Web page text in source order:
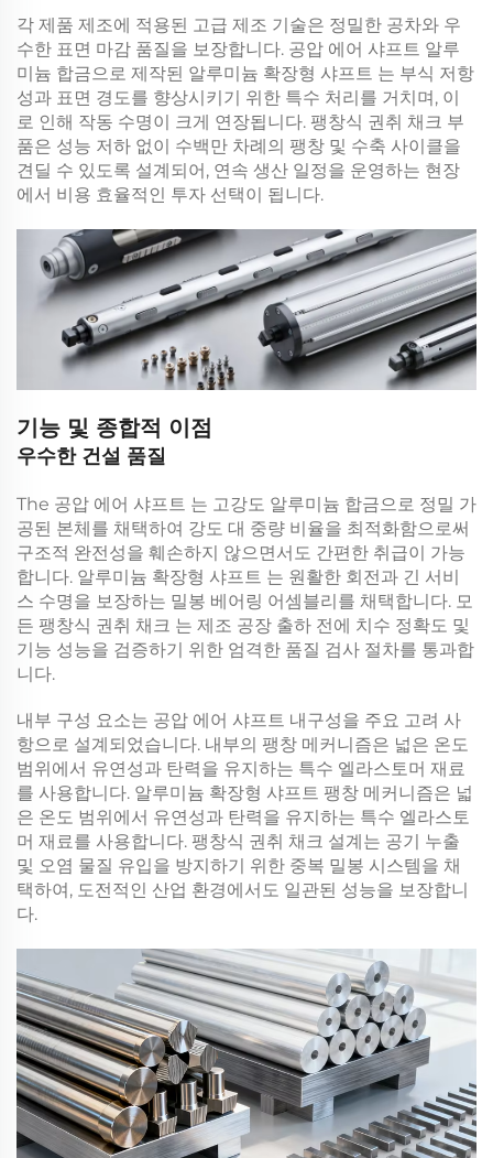
각 제품 제조에 적용된 고급 제조 기술은 정밀한 공차와 우
수한 표면 마감 품질을 보장합니다. 공압 에어 샤프트 알루
미늄 합금으로 제작된 알루미늄 확장형 샤프트 는 부식 저항
성과 표면 경도를 향상시키기 위한 특수 처리를 거치며, 이
로 인해 작동 수명이 크게 연장됩니다. 팽창식 권취 채크 부
품은 성능 저하 없이 수백만 차례의 팽창 및 수축 사이클을
견딜 수 있도록 설계되어, 연속 생산 일정을 운영하는 현장
에서 비용 효율적인 투자 선택이 됩니다.
기능 및 종합적 이점
우수한 건설 품질
The 공압 에어 샤프트 는 고강도 알루미늄 합금으로 정밀 가
공된 본체를 채택하여 강도 대 중량 비율을 최적화함으로써
구조적 완전성을 훼손하지 않으면서도 간편한 취급이 가능
합니다. 알루미늄 확장형 샤프트 는 원활한 회전과 긴 서비
스 수명을 보장하는 밀봉 베어링 어셈블리를 채택합니다. 모
든 팽창식 권취 채크 는 제조 공장 출하 전에 치수 정확도 및
기능 성능을 검증하기 위한 엄격한 품질 검사 절차를 통과합
니다.
내부 구성 요소는 공압 에어 샤프트 내구성을 주요 고려 사
항으로 설계되었습니다. 내부의 팽창 메커니즘은 넓은 온도
범위에서 유연성과 탄력을 유지하는 특수 엘라스토머 재료
를 사용합니다. 알루미늄 확장형 샤프트 팽창 메커니즘은 넓
은 온도 범위에서 유연성과 탄력을 유지하는 특수 엘라스토
머 재료를 사용합니다. 팽창식 권취 채크 설계는 공기 누출
및 오염 물질 유입을 방지하기 위한 중복 밀봉 시스템을 채
택하여, 도전적인 산업 환경에서도 일관된 성능을 보장합니
다.